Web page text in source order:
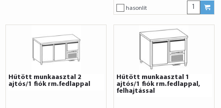
hasonlít
Hűtött munkaasztal 2
ajtós/1 fiók rm.fedlappal
Hűtött munkaasztal 1
ajtós/1 fiók rm.fedlappal,
felhajtással